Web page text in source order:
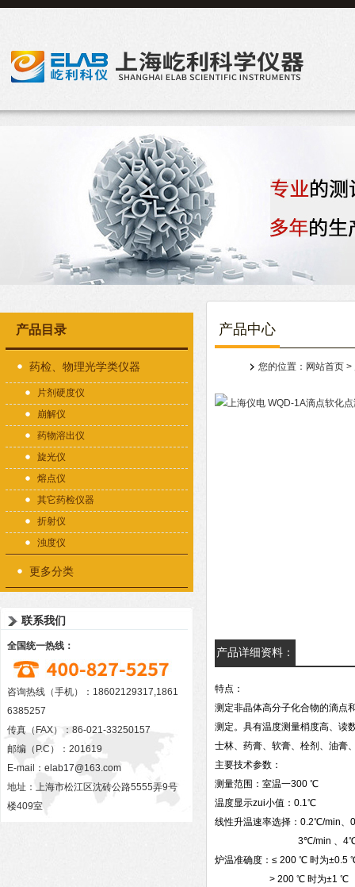
产品目录
药检、物理光学类仪器
片剂硬度仪
崩解仪
药物溶出仪
旋光仪
熔点仪
其它药检仪器
折射仪
浊度仪
更多分类
联系我们
全国统一热线：
咨询热线（手机）：18602129317,1861
6385257
传真（FAX）：86-021-33250157
邮编（P.C）：201619
E-mail： elab17@163.com
地址：上海市松江区沈砖公路5555弄9号
楼409室
产品中心
您的位置： 网站首页 >
产品详细资料：
特点：
测定非晶体高分子化合物的滴点
测定。具有温度测量梢度高、读
士林、药膏、软膏、栓剂、油膏
主要技术参数：
测量范围：室温一300 ℃
温度显示zui小值：0.1℃
线性升温速率选择：0.2℃/min
3℃/min 、4℃/min
炉温准确度：≤ 200 ℃ 时为±0.5
> 200 ℃ 时为±1 ℃